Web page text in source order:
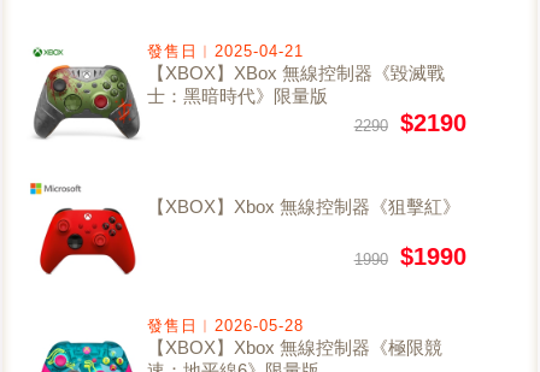
發售日︱2025-04-21
【XBOX】XBox 無線控制器《毀滅戰
士：黑暗時代》限量版
2290 $2190
【XBOX】Xbox 無線控制器《狙擊紅》
1990 $1990
發售日︱2026-05-28
【XBOX】Xbox 無線控制器《極限競